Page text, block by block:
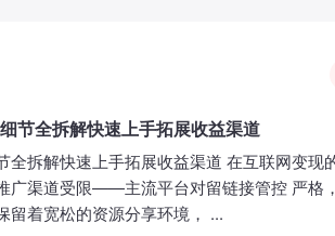
节全拆解快速上手拓展收益渠道
拆解快速上手拓展收益渠道 在互联网变现
广渠道受限——主流平台对留链接管控 严格
留着宽松的资源分享环境， ...